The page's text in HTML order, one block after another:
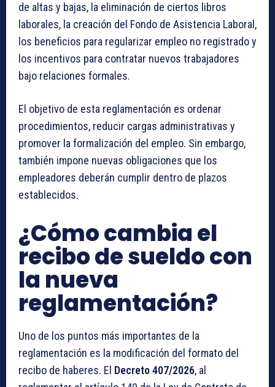
de altas y bajas, la eliminación de ciertos libros
laborales, la creación del Fondo de Asistencia Laboral,
los beneficios para regularizar empleo no registrado y
los incentivos para contratar nuevos trabajadores
bajo relaciones formales.
El objetivo de esta reglamentación es ordenar
procedimientos, reducir cargas administrativas y
promover la formalización del empleo. Sin embargo,
también impone nuevas obligaciones que los
empleadores deberán cumplir dentro de plazos
establecidos.
¿Cómo cambia el
recibo de sueldo con
la nueva
reglamentación?
Uno de los puntos más importantes de la
reglamentación es la modificación del formato del
recibo de haberes. El Decreto 407/2026, al